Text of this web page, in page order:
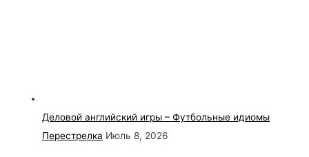
Деловой английский игры – Футбольные идиомы
Перестрелка Июль 8, 2026